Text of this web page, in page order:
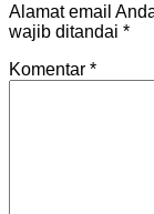
Alamat email
wajib ditandai *
Komentar *